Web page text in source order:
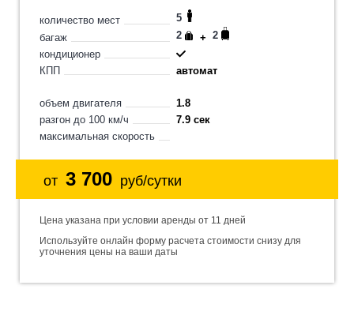
количество мест
5
багаж
2 + 2
кондиционер
КПП
автомат
объем двигателя
1.8
разгон до 100 км/ч
7.9 сек
максимальная скорость
от 3 700 руб/сутки
Цена указана при условии аренды от 11 дней
Используйте онлайн форму расчета стоимости снизу для
уточнения цены на ваши даты